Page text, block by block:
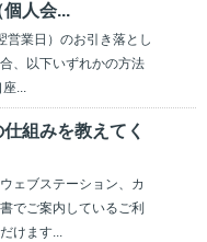
人会...
営業日）のお引き落とし
、以下いずれかの方法
...
組みを教えてく
ェブステーション、カ
でご案内しているご利
けます...